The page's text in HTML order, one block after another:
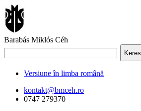
Barabás Miklós Céh
Keres
Versiune în limba română
kontakt@bmceh.ro
0747 279370